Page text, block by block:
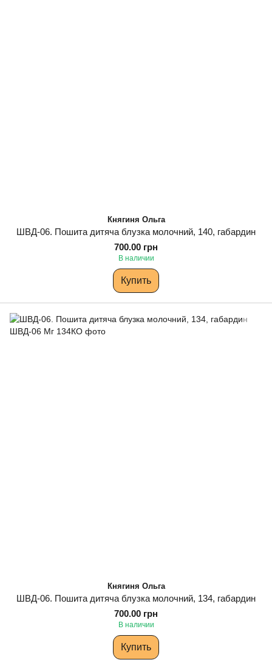
Княгиня Ольга
ШВД-06. Пошита дитяча блузка молочний, 140, габардин
700.00 грн
В наличии
Купить
Княгиня Ольга
ШВД-06. Пошита дитяча блузка молочний, 134, габардин
700.00 грн
В наличии
Купить